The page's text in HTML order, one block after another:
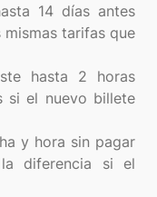
14 días antes
mismas tarifas que
hasta 2 horas
si el nuevo billete
y hora sin pagar
diferencia si el